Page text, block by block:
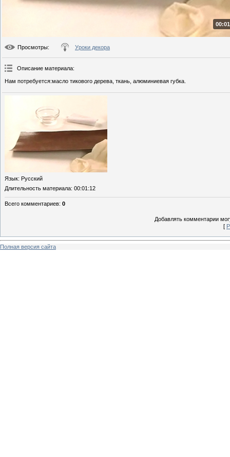
Просмотры: Уроки декора
Описание материала:
Нам потребуется:масло тикового дерева, ткань, алюминиевая губка.
Язык: Русский
Длительность материала: 00:01:12
Всего комментариев: 0
Добавлять комментарии
[
Полная версия сайта